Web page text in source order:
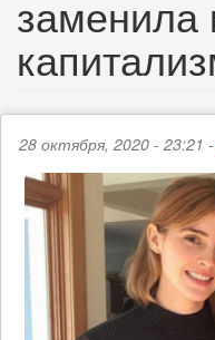
заменила
28 октября, 2020 - 23:21 -